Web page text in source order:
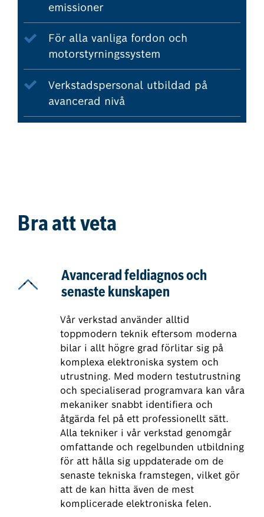
emissioner
För alla vanliga fordon och
motorstyrningssystem
Verkstadspersonal utbildad på
avancerad nivå
Bra att veta
Avancerad feldiagnos och
senaste kunskapen
Vår verkstad använder alltid
toppmodern teknik eftersom moderna
bilar i allt högre grad förlitar sig på
komplexa elektroniska system och
utrustning. Med modern testutrustning
och specialiserad programvara kan våra
mekaniker snabbt identifiera och
åtgärda fel på ett professionellt sätt.
Alla tekniker i vår verkstad genomgår
omfattande och regelbunden utbildning
för att hålla sig uppdaterade om de
senaste tekniska framstegen, vilket gör
att de kan hitta även de mest
komplicerade elektroniska felen.